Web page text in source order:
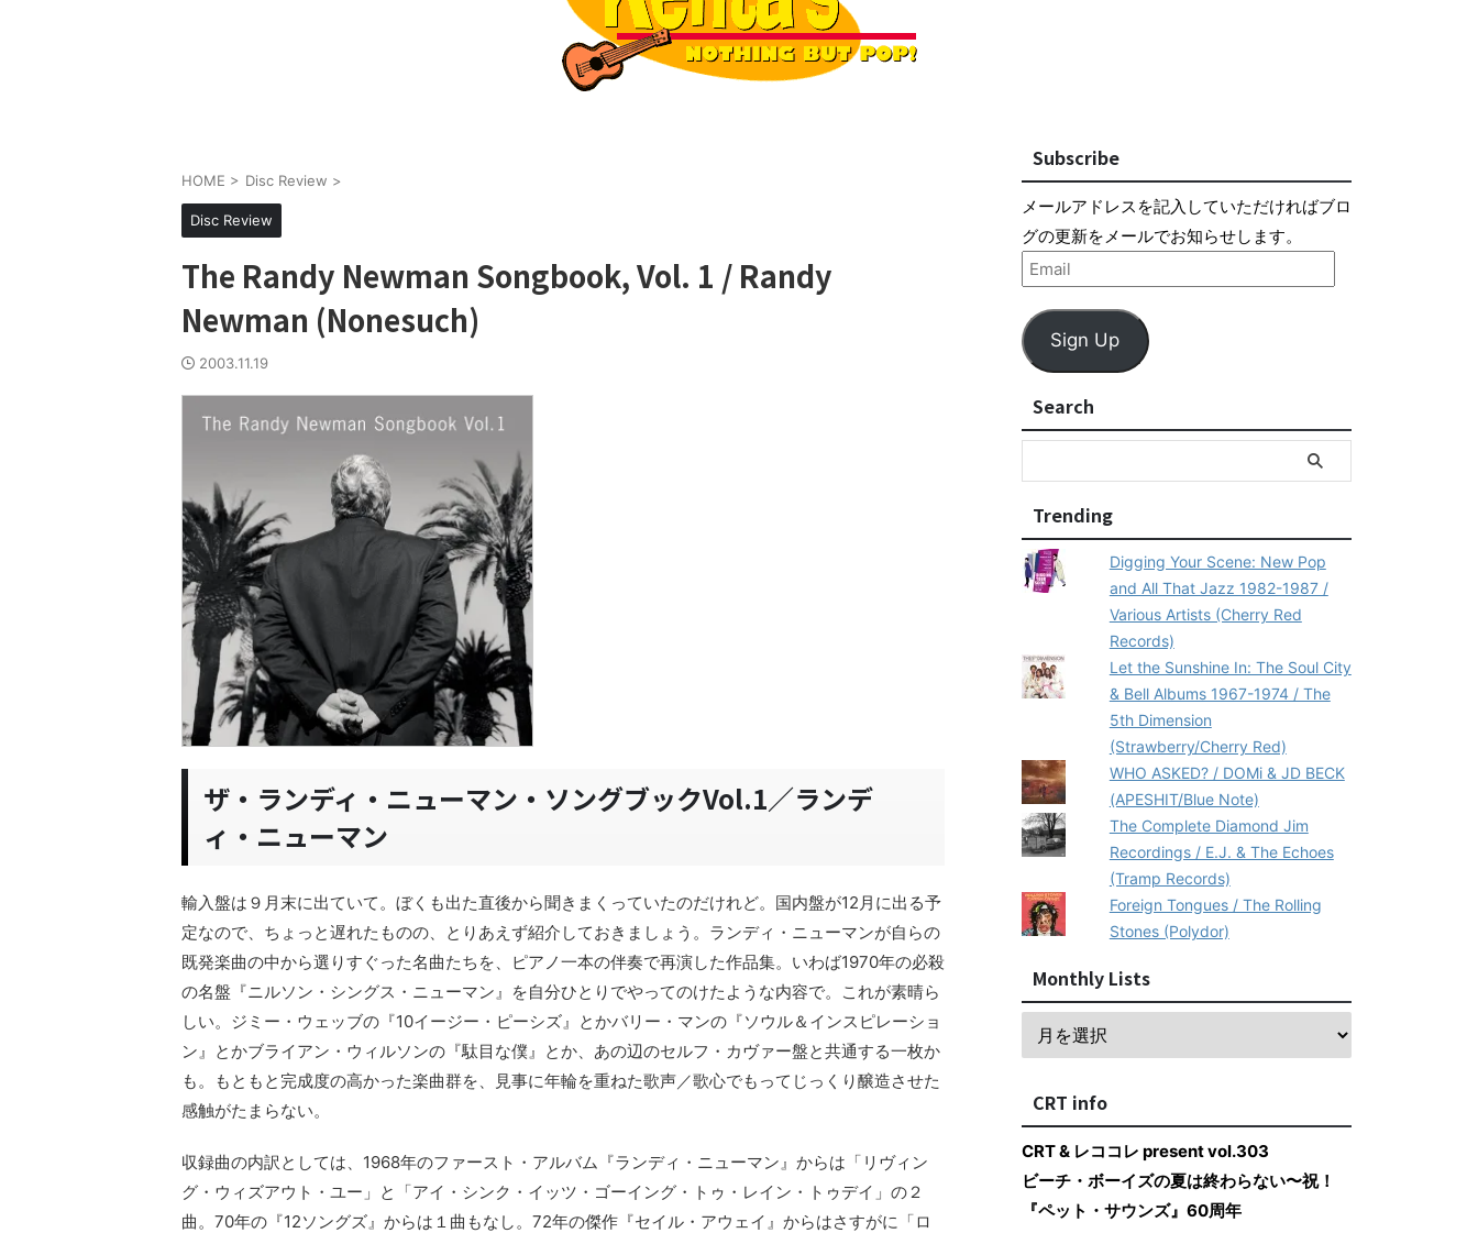
HOME > Disc Review >
Disc Review
The Randy Newman Songbook, Vol. 1 / Randy
Newman (Nonesuch)
2003.11.19
ザ・ランディ・ニューマン・ソングブックVol.1／ランデ
ィ・ニューマン
輸入盤は９月末に出ていて。ぼくも出た直後から聞きまくっていたのだけれど。国内盤が12月に出る予
定なので、ちょっと遅れたものの、とりあえず紹介しておきましょう。ランディ・ニューマンが自らの
既発楽曲の中から選りすぐった名曲たちを、ピアノ一本の伴奏で再演した作品集。いわば1970年の必殺
の名盤『ニルソン・シングス・ニューマン』を自分ひとりでやってのけたような内容で。これが素晴ら
しい。ジミー・ウェッブの『10イージー・ピーシズ』とかバリー・マンの『ソウル＆インスピレーショ
ン』とかブライアン・ウィルソンの『駄目な僕』とか、あの辺のセルフ・カヴァー盤と共通する一枚か
も。もともと完成度の高かった楽曲群を、見事に年輪を重ねた歌声／歌心でもってじっくり醸造させた
感触がたまらない。
収録曲の内訳としては、1968年のファースト・アルバム『ランディ・ニューマン』からは「リヴィン
グ・ウィズアウト・ユー」と「アイ・シンク・イッツ・ゴーイング・トゥ・レイン・トゥデイ」の２
曲。70年の『12ソングズ』からは１曲もなし。72年の傑作『セイル・アウェイ』からはさすがに「ロ
Subscribe
メールアドレスを記入していただければブロ
グの更新をメールでお知らせします。
Sign Up
Search
Trending
Digging Your Scene: New Pop
and All That Jazz 1982-1987 /
Various Artists (Cherry Red
Records)
Let the Sunshine In: The Soul City
& Bell Albums 1967-1974 / The
5th Dimension
(Strawberry/Cherry Red)
WHO ASKED? / DOMi & JD BECK
(APESHIT/Blue Note)
The Complete Diamond Jim
Recordings / E.J. & The Echoes
(Tramp Records)
Foreign Tongues / The Rolling
Stones (Polydor)
Monthly Lists
CRT info
CRT & レココレ present vol.303
ビーチ・ボーイズの夏は終わらない〜祝！
『ペット・サウンズ』60周年